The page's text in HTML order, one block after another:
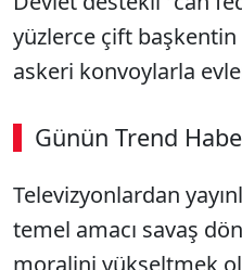
yüzlerce çift
askeri konvoylarla
Günün Trend
00:02 / 03:53
Televizyonlardan
temel amacı savaş
moralini yükseltmek